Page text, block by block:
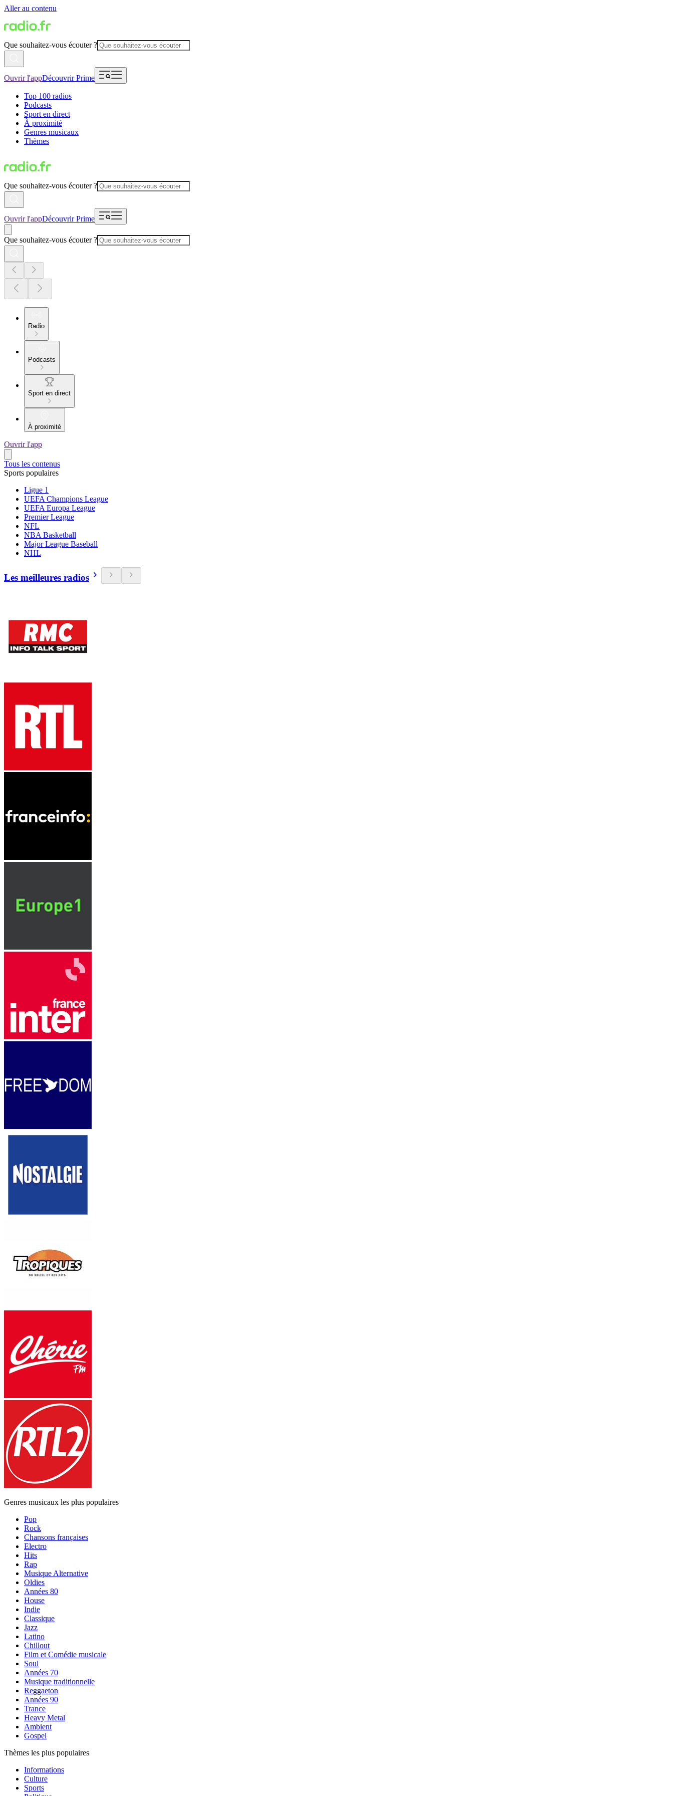
Aller au contenu
Que souhaitez-vous écouter ?
Ouvrir l'appDécouvrir Prime
Top 100 radios
Podcasts
Sport en direct
À proximité
Genres musicaux
Thèmes
Que souhaitez-vous écouter ?
Ouvrir l'appDécouvrir Prime
Que souhaitez-vous écouter ?
Radio
Podcasts
Sport en direct
À proximité
Ouvrir l'app
Tous les contenus
Sports populaires
Ligue 1
UEFA Champions League
UEFA Europa League
Premier League
NFL
NBA Basketball
Major League Baseball
NHL
Les meilleures radios
Genres musicaux les plus populaires
Pop
Rock
Chansons françaises
Electro
Hits
Rap
Musique Alternative
Oldies
Années 80
House
Indie
Classique
Jazz
Latino
Chillout
Film et Comédie musicale
Soul
Années 70
Musique traditionnelle
Reggaeton
Années 90
Trance
Heavy Metal
Ambient
Gospel
Thèmes les plus populaires
Informations
Culture
Sports